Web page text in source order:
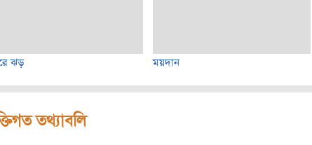
ঝড় ময়দান
তথ্যাবলি